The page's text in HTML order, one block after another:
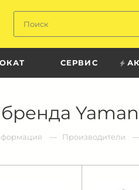
СЕРВИС
Yaman
Производители